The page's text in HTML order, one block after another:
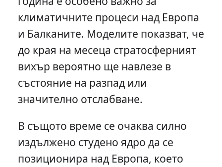
климатичните процеси над Европа
и Балканите. Моделите показват, че
до края на месеца стратосферният
вихър вероятно ще навлезе в
състояние на разпад или
значително отслабване.
В същото време се очаква силно
издължено студено ядро да се
позиционира над Европа, което